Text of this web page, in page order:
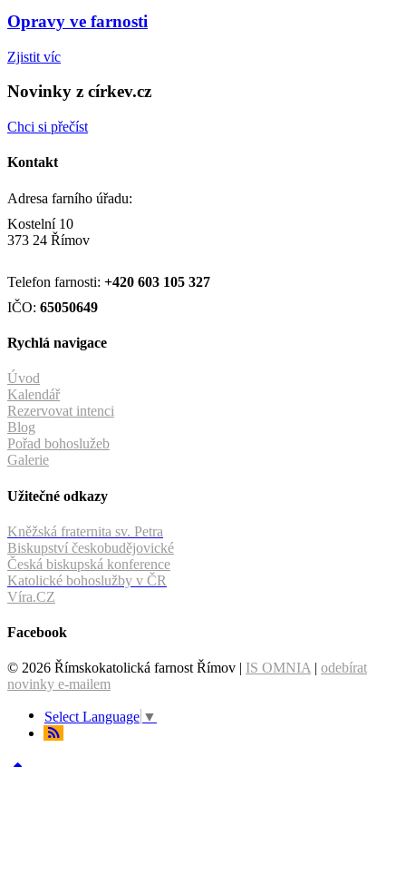
Opravy ve farnosti
Zjistit víc
Novinky z církev.cz
Chci si přečíst
Kontakt
Adresa farního úřadu:
Kostelní 10
373 24 Římov
Telefon farnosti: +420 603 105 327
IČO: 65050649
Rychlá navigace
Úvod
Kalendář
Rezervovat intenci
Blog
Pořad bohoslužeb
Galerie
Užitečné odkazy
Kněžská fraternita sv. Petra
Biskupství českobudějovické
Česká biskupská konference
Katolické bohoslužby v ČR
Víra.CZ
Facebook
© 2026 Římskokatolická farnost Římov | IS OMNIA | odebírat
novinky e-mailem
Select Language ▼